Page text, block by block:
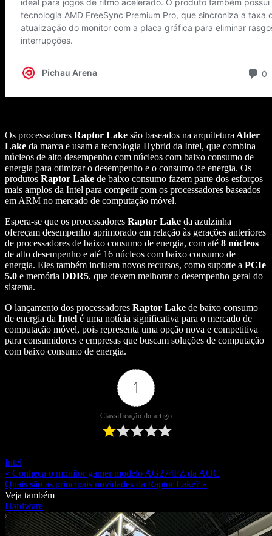
Os processadores Raptor Lake são baseados na arquitetura Alder
Lake da marca e usam a tecnologia Hybrid da Intel, que combina
núcleos de alto desempenho com núcleos com baixo consumo de
energia para otimizar o desempenho e o consumo de energia. Os
produtos Raptor Lake de baixo consumo fazem parte dos esforços
mais amplos da Intel para competir com os processadores baseados
em ARM no mercado de computação móvel.
Espera-se que os processadores Raptor Lake da azulzinha
ofereçam desempenho aprimorado em relação às gerações anteriores
de processadores de baixo consumo de energia, com até 8 núcleos
de alto desempenho e até 16 núcleos com baixo consumo de
energia. Eles também incluem novos recursos, como suporte a PCIe
5.0 e memória DDR5, que devem melhorar o desempenho geral do
sistema.
O lançamento dos processadores Raptor Lake de baixo consumo
de energia da Intel é uma notícia significativa para o mercado de
computação móvel, pois representa uma opção nova e competitiva
para consumidores e empresas que buscam soluções de computação
com baixo consumo de energia.
1
Classificação do artigo
Intel
« Conheça o monitor gamer modelo AG274FZ da AOC
Quais são as principais novidades da Raptor Lake? »
Veja também
Hardware